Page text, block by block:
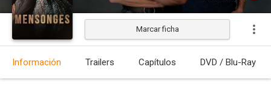
Marcar ficha
Información Trailers Capítulos DVD / Blu-Ray